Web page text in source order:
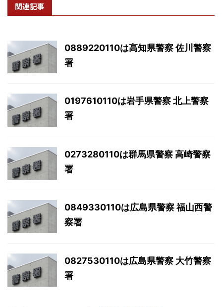
関連記事
0889220110は高知県警察 佐川警察
署
0197610110は岩手県警察 北上警察
署
0273280110は群馬県警察 高崎警察
署
0849330110は広島県警察 福山西警
察署
0827530110は広島県警察 大竹警察
署